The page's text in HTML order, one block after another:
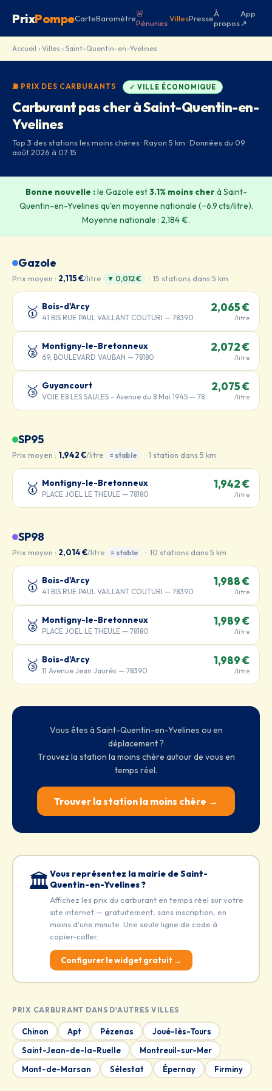
PrixPompeCarteBaromètre🚨
Pénuries VillesPresseÀ
propos
App
↗
Accueil › Villes › Saint-Quentin-en-Yvelines
⛽ PRIX DES CARBURANTS ✓ VILLE ÉCONOMIQUE
Carburant pas cher à Saint-Quentin-en-
Yvelines
Top 3 des stations les moins chères · Rayon 5 km · Données du 09
août 2026 à 07:15
Bonne nouvelle :le Gazole est3.1% moins cherà Saint-
Quentin-en-Yvelines qu'en moyenne nationale (−6.9 cts/litre).
Moyenne nationale : 2,184 €.
Gazole
Prix moyen : 2,115 €/litre ▼ 0,012 € · 15 stations dans 5 km
🥇 Bois-d'Arcy
41 BIS RUE PAUL VAILLANT COUTURI — 78390
2,065 €
/litre
🥈 Montigny-le-Bretonneux
69, BOULEVARD VAUBAN — 78180
2,072 €
/litre
🥉 Guyancourt
VOIE E8 LES SAULES - Avenue du 8 Mai 1945 — 78280
2,075 €
/litre
SP95
Prix moyen : 1,942 €/litre = stable · 1 station dans 5 km
🥇 Montigny-le-Bretonneux
PLACE JOEL LE THEULE — 78180
1,942 €
/litre
SP98
Prix moyen : 2,014 €/litre = stable · 10 stations dans 5 km
🥇 Bois-d'Arcy
41 BIS RUE PAUL VAILLANT COUTURI — 78390
1,988 €
/litre
🥈 Montigny-le-Bretonneux
PLACE JOEL LE THEULE — 78180
1,989 €
/litre
🥉 Bois-d'Arcy
11 Avenue Jean Jaurès — 78390
1,989 €
/litre
Vous êtes à Saint-Quentin-en-Yvelines ou en
déplacement ?
Trouvez la station la moins chère autour de vous en
temps réel.
Trouver la station la moins chère →
🏛️Vous représentez la mairie de Saint-
Quentin-en-Yvelines ?
Affichez les prix du carburant en temps réel sur votre
site internet — gratuitement, sans inscription, en
moins d'une minute. Une seule ligne de code à
copier-coller.
Configurer le widget gratuit →
PRIX CARBURANT DANS D'AUTRES VILLES
Chinon Apt Pézenas
Joué-lès-Tours
Saint-Jean-de-la-Ruelle
Montreuil-sur-Mer
Mont-de-Marsan
Sélestat Épernay Firminy